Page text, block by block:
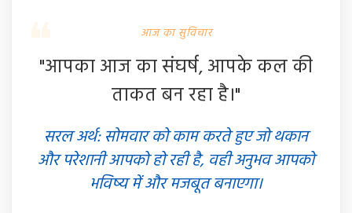
आज का सुविचार
"आपका आज का संघर्ष, आपके कल की
ताकत बन रहा है।"
सरल अर्थ: सोमवार को काम करते हुए जो थकान
और परेशानी आपको हो रही है, वही अनुभव आपको
भविष्य में और मजबूत बनाएगा।